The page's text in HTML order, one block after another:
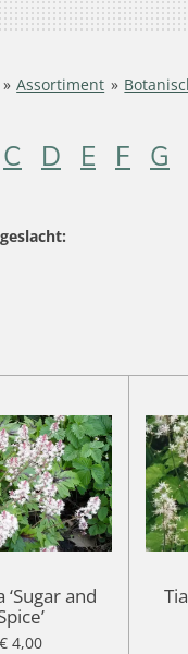
» Assortiment »
C D E F G
‘Sugar and
€ 4,00